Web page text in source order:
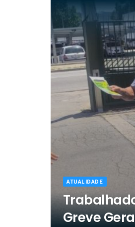
ATUALIDADE
Greve